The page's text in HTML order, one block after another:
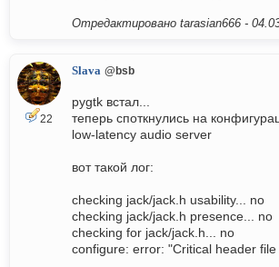
Отредактировано tarasian666 -
22
Slava @bsb
pygtk встал...
теперь споткнулись на
low-latency audio server
вот такой лог:
checking jack/jack.h usability... no
checking jack/jack.h presence... no
checking for jack/jack.h... no
configure: error: "Critical header